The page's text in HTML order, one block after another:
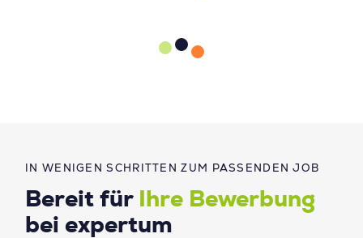
IN WENIGEN SCHRITTEN ZUM PASSENDEN JOB
Bereit für
Ihre Bewerbung
bei expertum